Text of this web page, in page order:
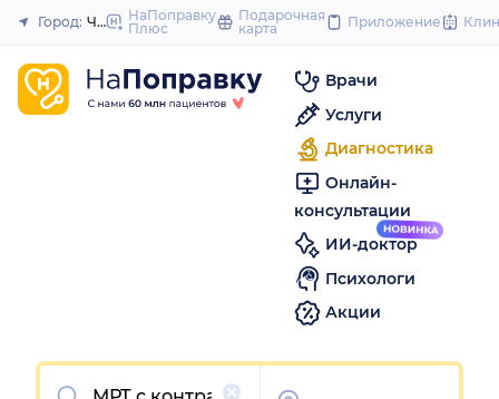
to
Закрыть
Город: ЧелябинскНаПоправку
Плюс
Подарочная
карта
Приложение
Врачи
Услуги
Диагностика
Онлайн-
консультации
ИИ-доктор
Психологи
Акции
Очистить